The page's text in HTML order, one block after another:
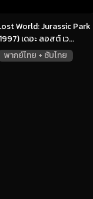
World: Jurassic Park
เดอะ ลอสต์ เว...
พากย์ไทย + ซับไทย